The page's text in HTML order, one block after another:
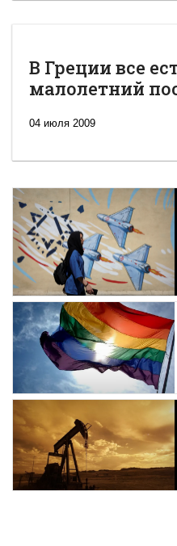
В Греции все
малолетний
04 июля 2009